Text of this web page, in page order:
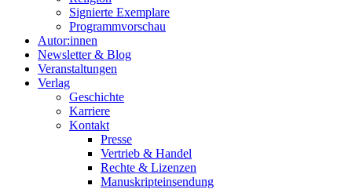
Signierte Exemplare
Programmvorschau
Autor:innen
Newsletter & Blog
Veranstaltungen
Verlag
Geschichte
Karriere
Kontakt
Presse
Vertrieb & Handel
Rechte & Lizenzen
Manuskripteinsendung